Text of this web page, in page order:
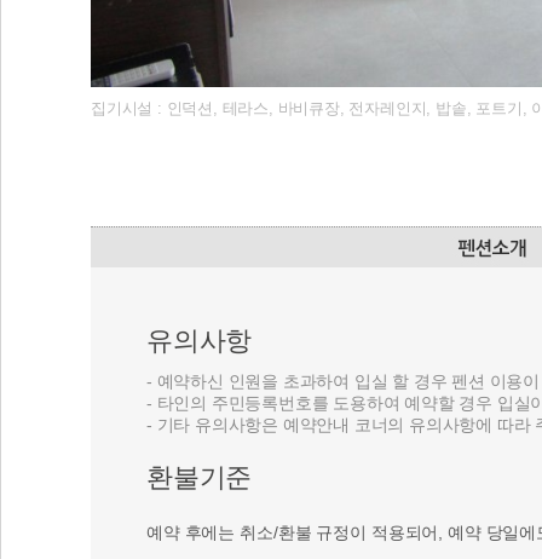
집기시설 : 인덕션, 테라스, 바비큐장, 전자레인지, 밥솥, 포트기,
유의사항
- 예약하신 인원을 초과하여 입실 할 경우 펜션 이용
- 타인의 주민등록번호를 도용하여 예약할 경우 입실
- 기타 유의사항은 예약안내 코너의 유의사항에 따라
환불기준
예약 후에는 취소/환불 규정이 적용되어, 예약 당일